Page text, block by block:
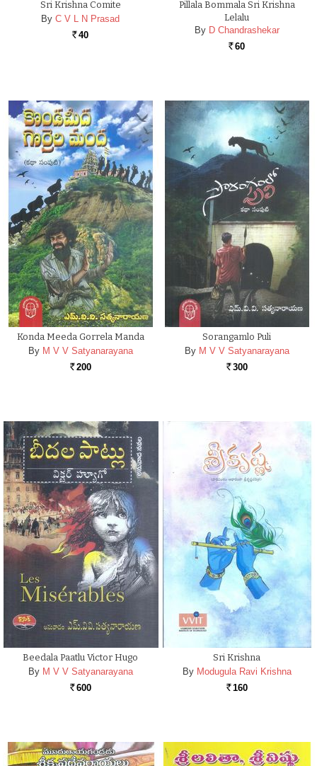
Sri Krishna Comite
By C V L N Prasad
Rs. 40
Pillala Bommala Sri Krishna
Lelalu
By D Chandrashekar
Rs. 60
Konda Meeda Gorrela Manda
By M V V Satyanarayana
Rs. 200
Sorangamlo Puli
By M V V Satyanarayana
Rs. 300
Beedala Paatlu Victor Hugo
By M V V Satyanarayana
Rs. 600
Sri Krishna
By Modugula Ravi Krishna
Rs. 160